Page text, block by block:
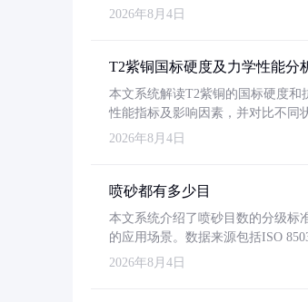
2026年8月4日
T2紫铜国标硬度及力学性能分
本文系统解读T2紫铜的国标硬度和
性能指标及影响因素，并对比不同
2026年8月4日
喷砂都有多少目
本文系统介绍了喷砂目数的分级标
的应用场景。数据来源包括ISO
2026年8月4日